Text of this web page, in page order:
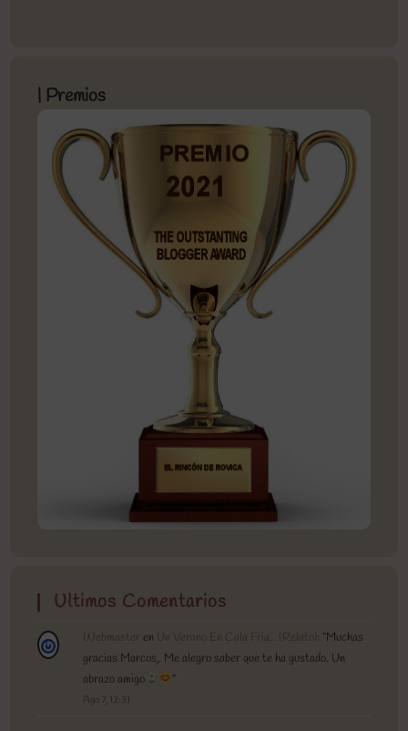
| Premios
Ultimos Comentarios
Webmaster en Un Verano En Cala Fria…(Relato) : “Muchas
gracias Marcos,. Me alegro saber que te ha gustado. Un
abrazo amigo
”
Ago 7, 12:31